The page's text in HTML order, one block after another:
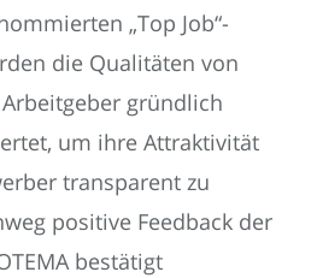
„Top Job“-
die Qualitäten von
gründlich
um ihre Attraktivität
transparent zu
positive Feedback der
bestätigt